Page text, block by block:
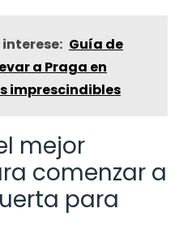
Guía de
a Praga en
imprescindibles
mejor
comenzar a
para